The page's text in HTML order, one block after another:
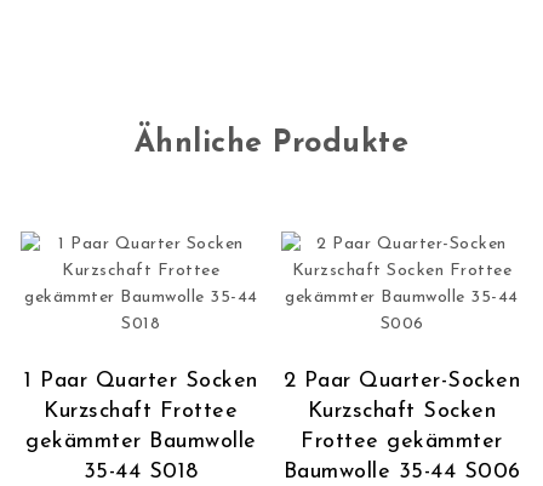
Ähnliche Produkte
1 Paar Quarter Socken
Kurzschaft Frottee
gekämmter Baumwolle
35-44 S018
2 Paar Quarter-Socken
Kurzschaft Socken
Frottee gekämmter
Baumwolle 35-44 S006